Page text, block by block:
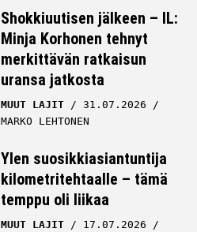
Shokkiuutisen jälkeen – IL:
Minja Korhonen tehnyt
merkittävän ratkaisun
uransa jatkosta
MUUT LAJIT
31.07.2026
MARKO LEHTONEN
Ylen suosikkiasiantuntija
kilometritehtaalle – tämä
temppu oli liikaa
MUUT LAJIT
17.07.2026